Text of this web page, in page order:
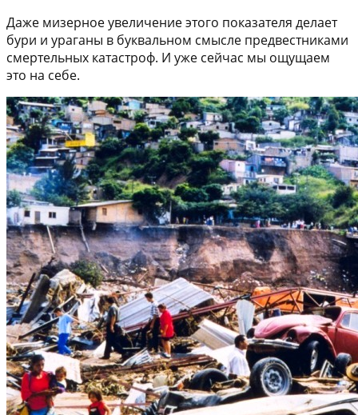
Даже мизерное увеличение этого показателя делает
бури и ураганы в буквальном смысле предвестниками
смертельных катастроф. И уже сейчас мы ощущаем
это на себе.